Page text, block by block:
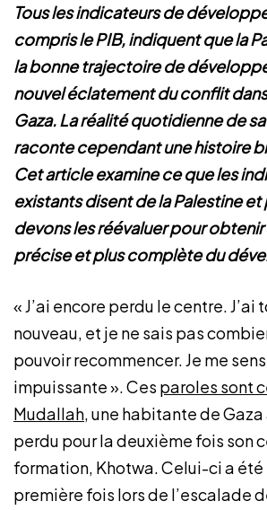
Tous les indicateurs de
compris le PIB, indiquent que la
la bonne trajectoire de
nouvel éclatement du conflit
Gaza. La réalité quotidienne de
raconte cependant une histoire
Cet article examine ce que les
existants disent de la Palestine
devons les réévaluer pour
précise et plus complète du
« J’ai encore perdu le centre. J’ai
nouveau, et je ne sais pas
pouvoir recommencer. Je me
impuissante ». Ces paroles sont
Mudallah,une habitante de
perdu pour la deuxième fois son
formation, Khotwa. Celui-ci a été
première fois lors de l’escalade